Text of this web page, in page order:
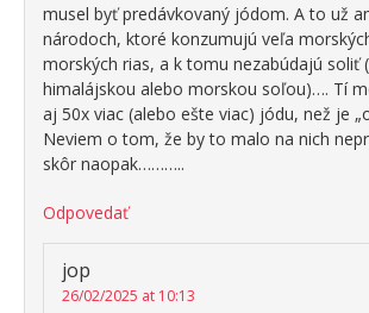
musel byť predávkovaný jódom. A to už
národoch, ktoré konzumujú veľa
morských rias, a k tomu nezabúdajú soliť
himalájskou alebo morskou soľou)…. Tí
aj 50x viac (alebo ešte viac) jódu, než je
Neviem o tom, že by to malo na nich
skôr naopak………..
Odpovedať
jop
26/02/2025 at 10:13